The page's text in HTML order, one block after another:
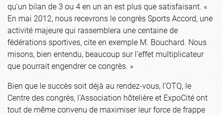
qu’un bilan de 3 ou 4 en un an est plus que satisfaisant. «
En mai 2012, nous recevrons le congrès Sports Accord, une
activité majeure qui rassemblera une centaine de
fédérations sportives, cite en exemple M. Bouchard. Nous
misons, bien entendu, beaucoup sur l’effet multiplicateur
que pourrait engendrer ce congrès. »
Bien que le succès soit déjà au rendez-vous, l’OTQ, le
Centre des congrès, l’Association hôtelière et ExpoCité ont
tout de même convenu de maximiser leur force de frappe